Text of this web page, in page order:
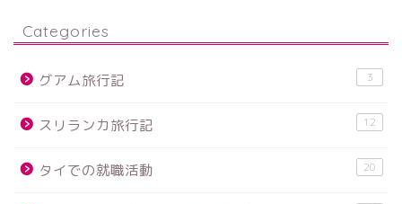
Categories
グアム旅行記 3
スリランカ旅行記 12
タイでの就職活動 20